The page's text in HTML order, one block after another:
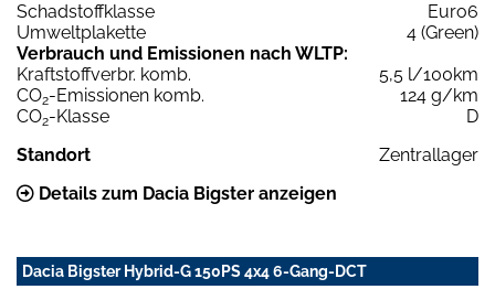
Schadstoffklasse
Euro6
Umweltplakette
4 (Green)
Verbrauch und Emissionen nach WLTP:
Kraftstoffverbr. komb.
5,5 l/100km
CO2-Emissionen komb.
124 g/km
CO2-Klasse
D
Standort
Zentrallager
Details zum Dacia Bigster anzeigen
Dacia Bigster Hybrid-G 150PS 4x4 6-Gang-DCT